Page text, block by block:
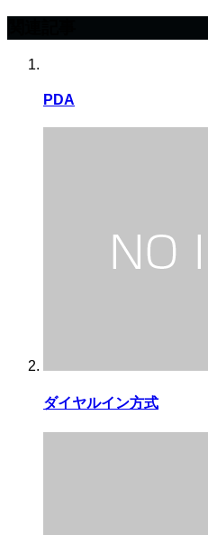
PDA
ダイヤルイン方式